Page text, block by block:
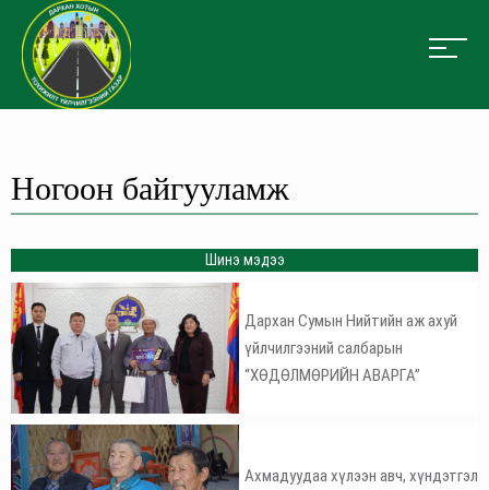
Ногоон байгууламж
Шинэ мэдээ
Дархан Сумын Нийтийн аж ахуй
үйлчилгээний салбарын
“ХӨДӨЛМӨРИЙН АВАРГА”
Ахмадуудаа хүлээн авч, хүндэтгэл